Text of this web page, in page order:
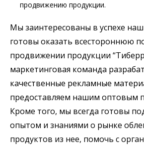
продвижению продукции.
Мы заинтересованы в успехе
готовы оказать всестороннюю
продвижении продукции
маркетинговая команда
качественные рекламные
предоставляем нашим оптовым
Кроме того, мы всегда готовы
опытом и знаниями о рынке
продуктов из нее, помочь с